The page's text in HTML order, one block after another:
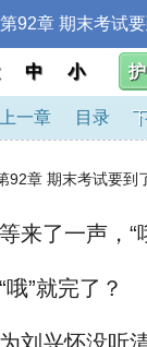
第92章 期末考试
中 小
上一章 目录
92章 期末考试要到
来了一声，“
”就完了？